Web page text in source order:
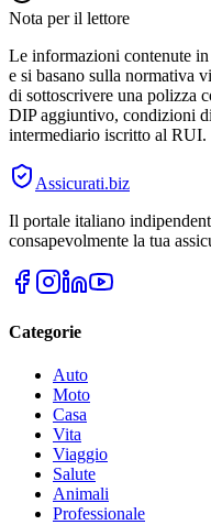
Nota per il lettore
Le informazioni contenute
e si basano sulla normativa
di sottoscrivere una polizza
DIP aggiuntivo, condizioni
intermediario iscritto al RUI.
Assicurati.biz
Il portale italiano
consapevolmente la tua
Categorie
Auto
Moto
Casa
Vita
Viaggio
Salute
Animali
Professionale